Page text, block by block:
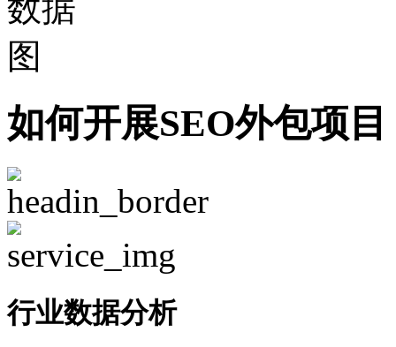
如何开展SEO外包项目
行业数据分析